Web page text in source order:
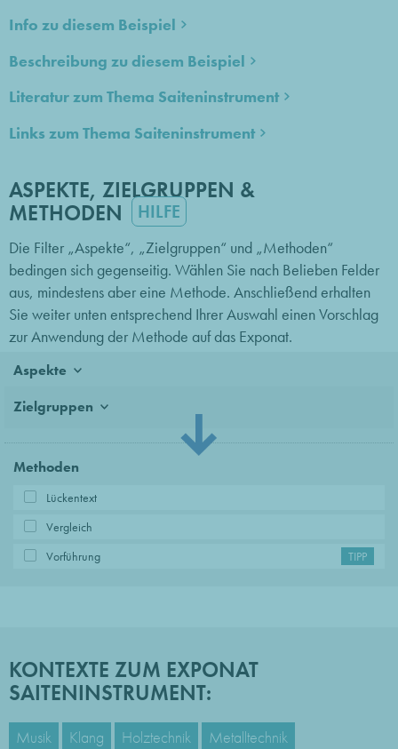
Info zu diesem Beispiel
Beschreibung zu diesem Beispiel
Literatur zum Thema Saiteninstrument
Links zum Thema Saiteninstrument
ASPEKTE, ZIELGRUPPEN &
METHODEN
HILFE
Die Filter „Aspekte“, „Zielgruppen“ und „Methoden“
bedingen sich gegenseitig. Wählen Sie nach Belieben Felder
aus, mindestens aber eine Methode. Anschließend erhalten
Sie weiter unten entsprechend Ihrer Auswahl einen Vorschlag
zur Anwendung der Methode auf das Exponat.
Aspekte
Zielgruppen
Methoden
Lückentext
Vergleich
Vorführung
TIPP
KONTEXTE ZUM EXPONAT
SAITENINSTRUMENT:
Musik Klang Holztechnik Metalltechnik